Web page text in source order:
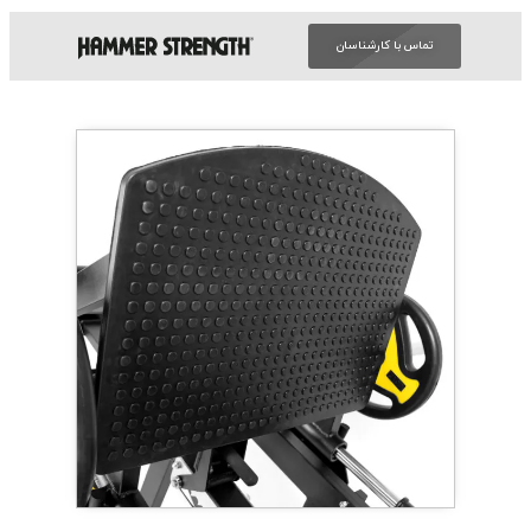
تماس با کارشناسان